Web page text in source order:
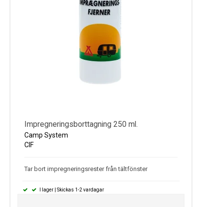
Impregneringsborttagning 250 ml.
Camp System
CIF
Tar bort impregneringsrester från tältfönster
I lager | Skickas 1-2 vardagar